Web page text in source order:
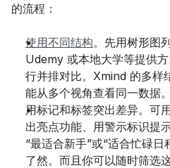
的流程：
使用不同结构。先用树形图
Udemy 或本地大学等提供
行并排对比。Xmind 的多样
能从多个视角查看同一数据。
用标记和标签突出差异。可
出亮点功能、用警示标识提
“最适合新手”或“适合忙碌
了然。而且你可以随时筛选